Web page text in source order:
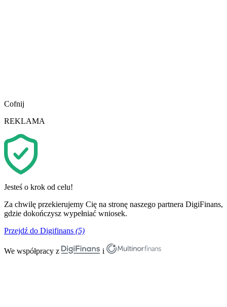
Cofnij
REKLAMA
Jesteś o krok od celu!
Za chwilę przekierujemy Cię na stronę naszego partnera DigiFinans,
gdzie dokończysz wypełniać wniosek.
Przejdź do Digifinans (5)
We współpracy z i